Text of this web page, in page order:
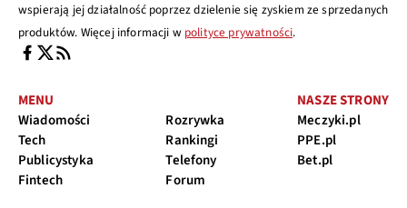
wspierają jej działalność poprzez dzielenie się zyskiem ze sprzedanych
produktów. Więcej informacji w polityce prywatności.
MENU
Wiadomości
Tech
Publicystyka
Fintech
Rozrywka
Rankingi
Telefony
Forum
NASZE STRONY
Meczyki.pl
PPE.pl
Bet.pl